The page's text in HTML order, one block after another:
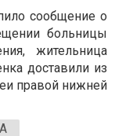
сообщение о
больницы
жительница
доставили из
правой нижней